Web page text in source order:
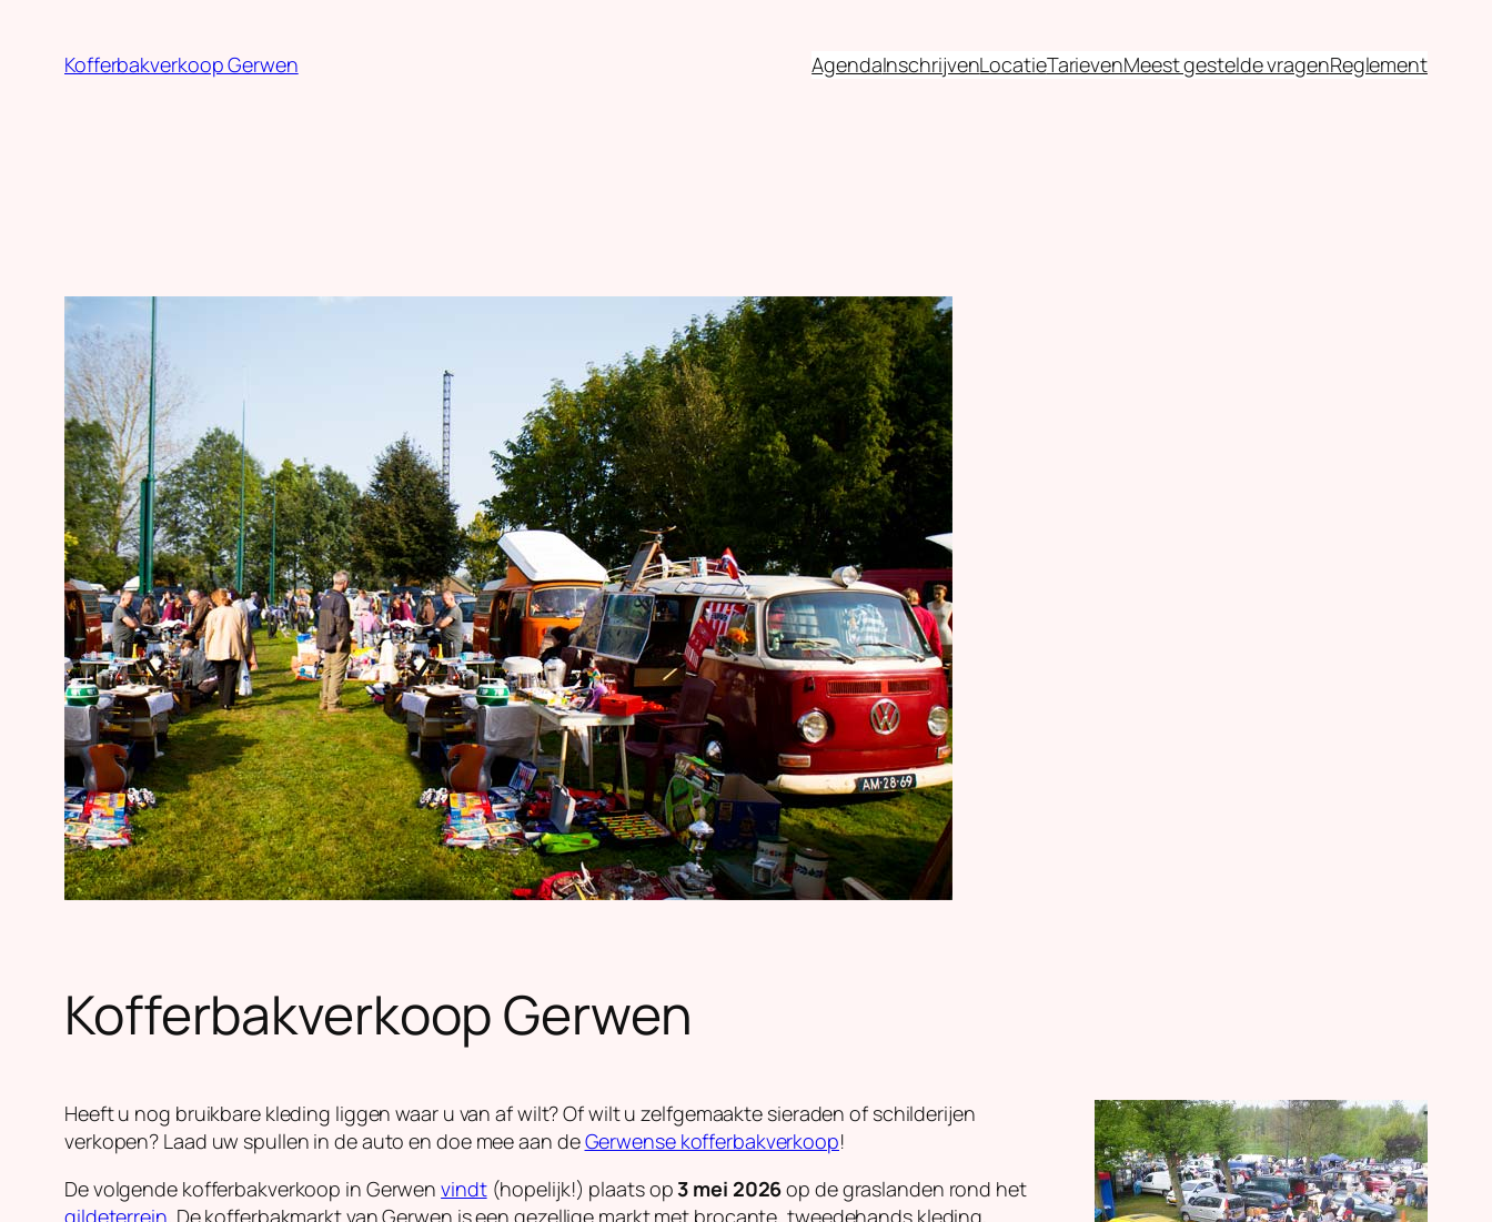
Kofferbakverkoop Gerwen AgendaInschrijvenLocatieTarievenMeest gestelde vragenReglement
Kofferbakverkoop Gerwen
Heeft u nog bruikbare kleding liggen waar u van af wilt? Of wilt u zelfgemaakte sieraden of schilderijen
verkopen? Laad uw spullen in de auto en doe mee aan deGerwense kofferbakverkoop!
De volgende kofferbakverkoop in Gerwenvindt(hopelijk!) plaats op3 mei 2026op de graslanden rond het
gildeterrein. De kofferbakmarkt van Gerwen is een gezellige markt met brocante, tweedehands kleding,